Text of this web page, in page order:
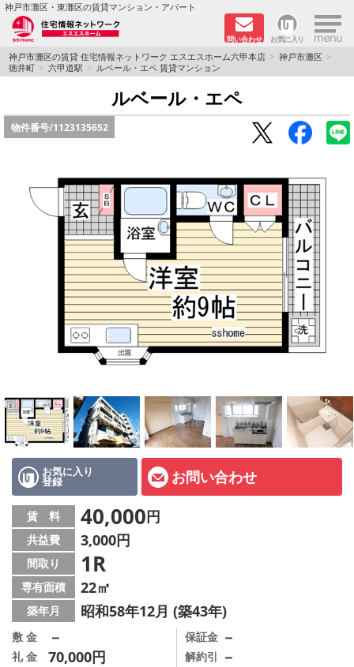
神戸市灘区・東灘区の賃貸マンション・アパート
問い合わせ お気に入り ×
TOPページ
学生さん向け物件
ペット飼育可物件
路線·駅から探す
地域から探す
地図から探す
店舗情報·アクセス
会社概要
メールでお問い合わせ
神戸市灘区の賃貸 住宅情報ネットワーク エスエスホーム六甲本店
神戸市灘区
徳井町
六甲道駅 ルベール・エペ 賃貸マンション
ルベール・エペ
物件番号/1123135652
お気に入り
登録 お問い合わせ
賃 料 40,000円
共益費 3,000円
間取り 1R
専有面積 22㎡
築年月 昭和58年12月 (築43年)
敷 金 －
礼 金 70,000円
保証金 －
解約引 －